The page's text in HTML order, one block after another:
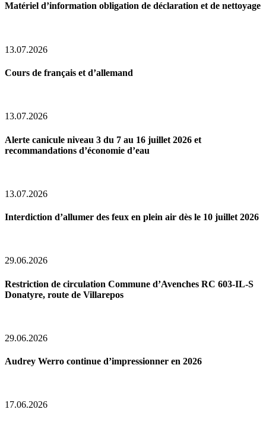
Matériel d’information obligation de déclaration et de nettoyage
13.07.2026
Cours de français et d’allemand
13.07.2026
Alerte canicule niveau 3 du 7 au 16 juillet 2026 et
recommandations d’économie d’eau
13.07.2026
Interdiction d’allumer des feux en plein air dès le 10 juillet 2026
29.06.2026
Restriction de circulation Commune d’Avenches RC 603-IL-S
Donatyre, route de Villarepos
29.06.2026
Audrey Werro continue d’impressionner en 2026
17.06.2026